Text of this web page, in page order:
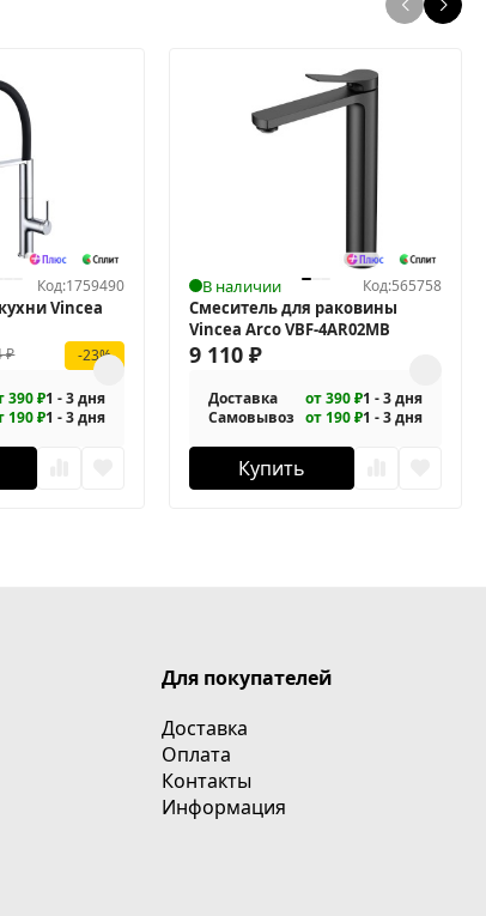
Код:1759490
Vincea
₽ -23%
390 ₽1 - 3 дня
190 ₽1 - 3 дня
В наличии Код:565758
Смеситель для раковины
Vincea Arco VBF-4AR02MB
9 110₽
Доставка от 390 ₽1 - 3 дня
Самовывоз от 190 ₽1 - 3 дня
Купить
Для покупателей
Доставка
Оплата
Контакты
Информация